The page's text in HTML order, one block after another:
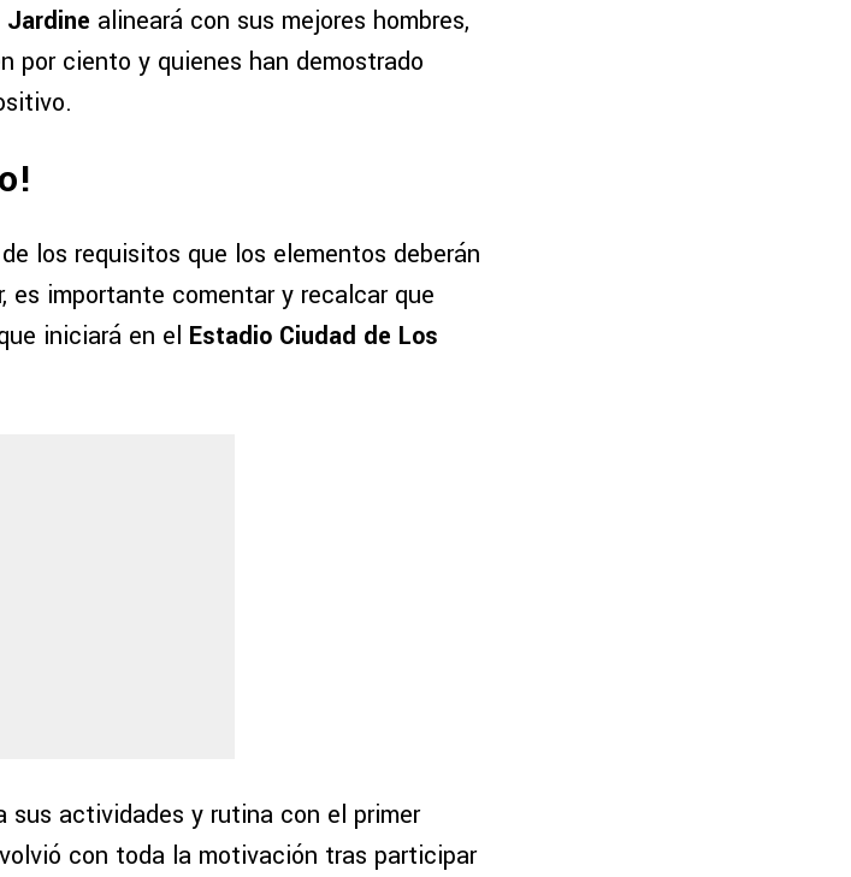
Jardine alineará con sus mejores hombres,
por ciento y quienes han demostrado
los requisitos que los elementos deberán
es importante comentar y recalcar que
iniciará en el Estadio Ciudad de Los
sus actividades y rutina con el primer
con toda la motivación tras participar